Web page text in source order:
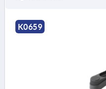
K0659